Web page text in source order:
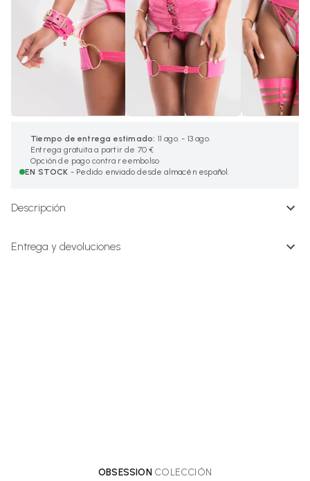
Tiempo de entrega estimado: 11 ago. - 13 ago.
Entrega gratuita a partir de 70 €
Opción de pago contra reembolso
EN STOCK - Pedido enviado desde almacén español.
Descripción
Entrega y devoluciones
OBSESSIONCOLECCIÓN